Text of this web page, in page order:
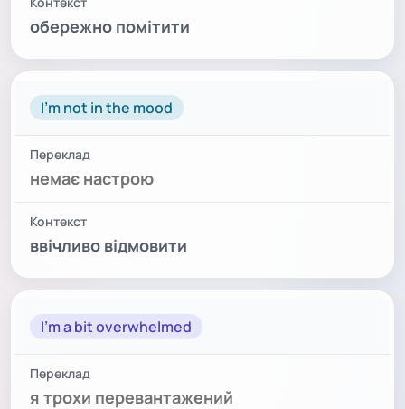
обережно помітити
I'm not in the mood
немає настрою
ввічливо відмовити
I'm a bit overwhelmed
я трохи перевантажений